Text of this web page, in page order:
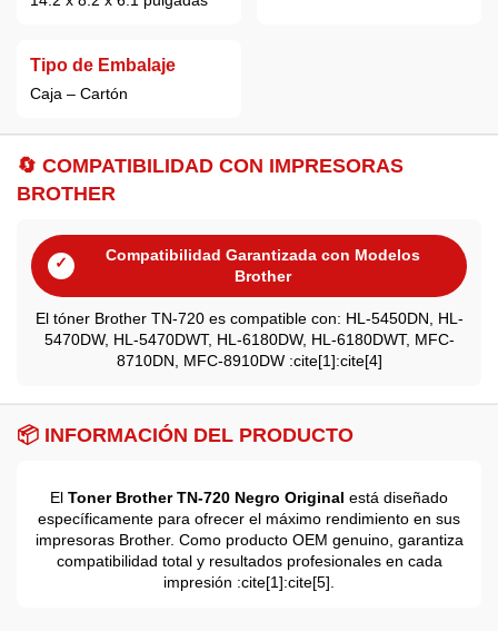
Tipo de Embalaje
Caja – Cartón
🔄 COMPATIBILIDAD CON IMPRESORAS
BROTHER
✓
Compatibilidad Garantizada con Modelos
Brother
El tóner Brother TN-720 es compatible con: HL-5450DN, HL-
5470DW, HL-5470DWT, HL-6180DW, HL-6180DWT, MFC-
8710DN, MFC-8910DW :cite[1]:cite[4]
📦 INFORMACIÓN DEL PRODUCTO
El Toner Brother TN-720 Negro Original está diseñado
específicamente para ofrecer el máximo rendimiento en sus
impresoras Brother. Como producto OEM genuino, garantiza
compatibilidad total y resultados profesionales en cada
impresión :cite[1]:cite[5].